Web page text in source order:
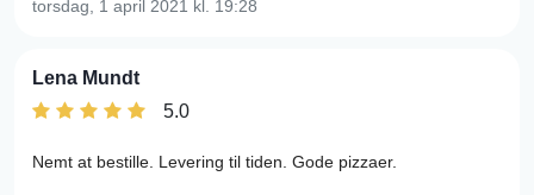
torsdag, 1 april 2021 kl. 19:28
Lena Mundt
5.0
Nemt at bestille. Levering til tiden. Gode pizzaer.